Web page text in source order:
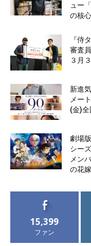
ュー
の核
『侍
審査
３月
新進
メー
(金)全
劇場
シー
メン
の花
15,399
ファン